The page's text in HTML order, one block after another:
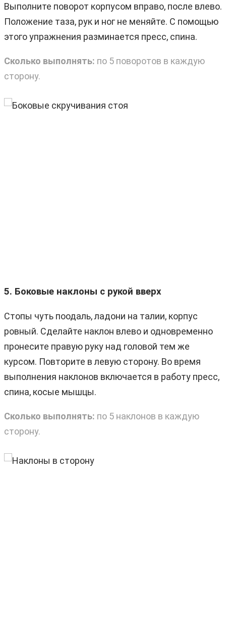
Выполните поворот корпусом вправо, после влево.
Положение таза, рук и ног не меняйте. С помощью
этого упражнения разминается пресс, спина.
Сколько выполнять: по 5 поворотов в каждую
сторону.
5. Боковые наклоны с рукой вверх
Стопы чуть поодаль, ладони на талии, корпус
ровный. Сделайте наклон влево и одновременно
пронесите правую руку над головой тем же
курсом. Повторите в левую сторону. Во время
выполнения наклонов включается в работу пресс,
спина, косые мышцы.
Сколько выполнять: по 5 наклонов в каждую
сторону.